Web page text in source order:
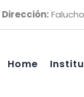
Dirección:
Home